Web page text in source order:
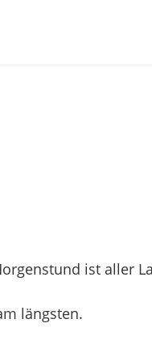
ist aller
längsten.